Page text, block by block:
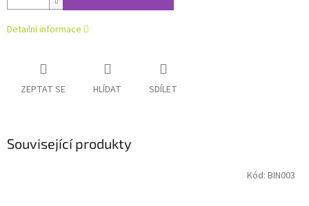
Detailní informace
ZEPTAT SE HLÍDAT SDÍLET
Související produkty
Kód: BIN003